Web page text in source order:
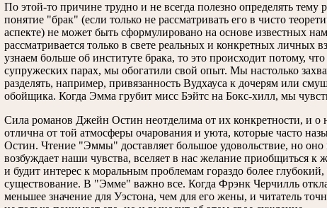
По этой-то причине трудно и не всегда полезно определять
понятие "брак" (если только не рассматривать его в чисто
аспекте) не может быть сформулировано на основе известных
рассматривается только в свете реальных и конкретных
узнаем больше об институте брака, то это происходит потому,
супружеских парах, мы обогатили свой опыт. Мы настолько
разделять, например, привязанность Вудхауса к дочерям или
обойщика. Когда Эмма грубит мисс Бэйтс на Бокс-хилл, мы
Сила романов Джейн Остин неотделима от их конкретности, и о
отлична от той атмосферы очарования и уюта, которые часто
Остин. Чтение "Эммы" доставляет большое удовольствие, но
возбуждает наши чувства, вселяет в нас желание приобщиться
и будит интерес к моральным проблемам гораздо более
существование. В "Эмме" важно все. Когда Фрэнк Черчилль
меньшее значение для Уэстона, чем для его жены, и читатель